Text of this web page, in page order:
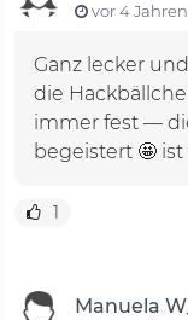
vor 4 Jahren
Ganz lecker
die
immer fest —
begeistert 🤩 ist
1
Manuela